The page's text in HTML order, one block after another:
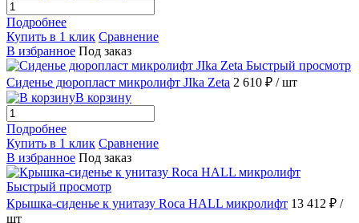
Подробнее
Купить в 1 клик Сравнение
В избранное Под заказ
Быстрый просмотр
Сиденье дюропласт микролифт JIka Zeta 2 610 ₽ / шт
В корзину
Подробнее
Купить в 1 клик Сравнение
В избранное Под заказ
Быстрый просмотр
Крышка-сиденье к унитазу Roca HALL микролифт 13 412 ₽ /
шт